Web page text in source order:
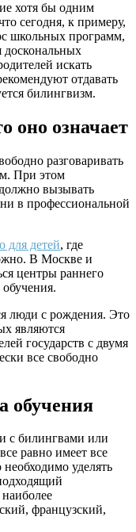
хотя бы одним
сегодня, к примеру,
школьных программ,
доскональных
искать
отдавать
билингвизм.
оно означает
разговаривать
При этом
вызывать
в профессиональной
для детей, где
В Москве и
центры раннего
люди с рождения. Это
являются
государств с двумя
все свободно
обучения
с билингвами или
равно имеет все
уделять
французский,